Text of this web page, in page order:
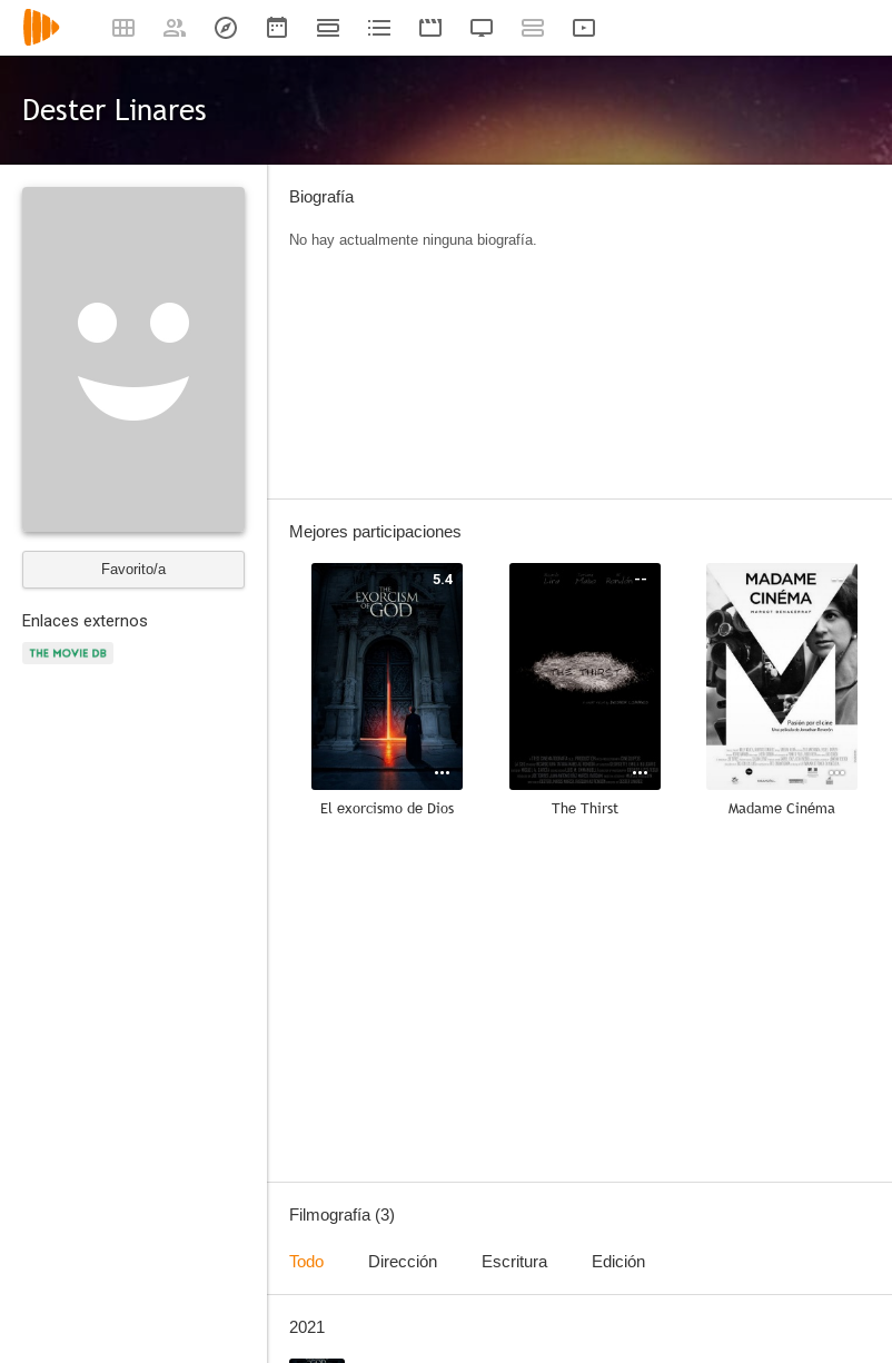
Dester Linares
Favorito/a
Enlaces externos
Biografía
No hay actualmente ninguna biografía.
Mejores participaciones
5.4
El exorcismo de Dios
--
The Thirst
--
Madame Cinéma
Filmografía (3)
Todo Dirección Escritura Edición
2021